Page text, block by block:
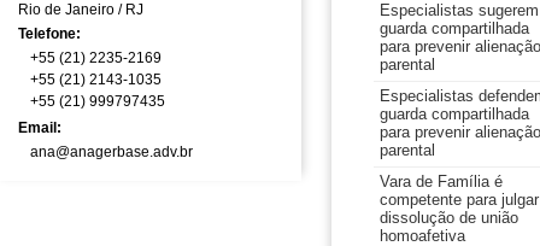
Rio de Janeiro / RJ
Telefone:
+55 (21) 2235-2169
+55 (21) 2143-1035
+55 (21) 999797435
Email:
ana@anagerbase.adv.br
Especialistas sugerem
guarda compartilhada
para prevenir alienação
parental
Especialistas
guarda compartilhada
para prevenir alienação
parental
Vara de Família é
competente para julgar
dissolução de união
homoafetiva